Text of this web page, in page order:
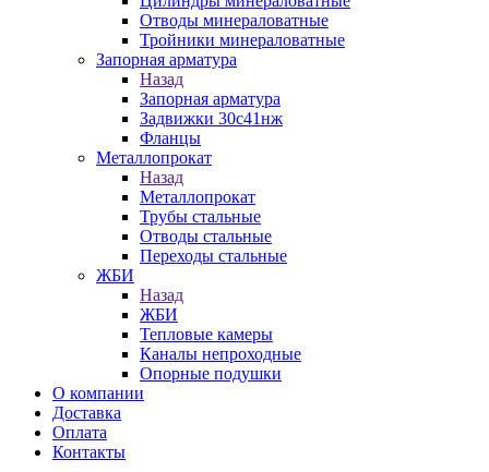
Отводы минераловатные
Тройники минераловатные
Запорная арматура
Назад
Запорная арматура
Задвижки 30с41нж
Фланцы
Металлопрокат
Назад
Металлопрокат
Трубы стальные
Отводы стальные
Переходы стальные
ЖБИ
Назад
ЖБИ
Тепловые камеры
Каналы непроходные
Опорные подушки
О компании
Доставка
Оплата
Контакты